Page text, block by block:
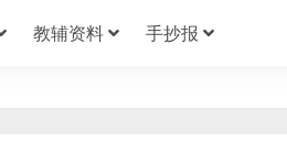
教辅资料 手抄报